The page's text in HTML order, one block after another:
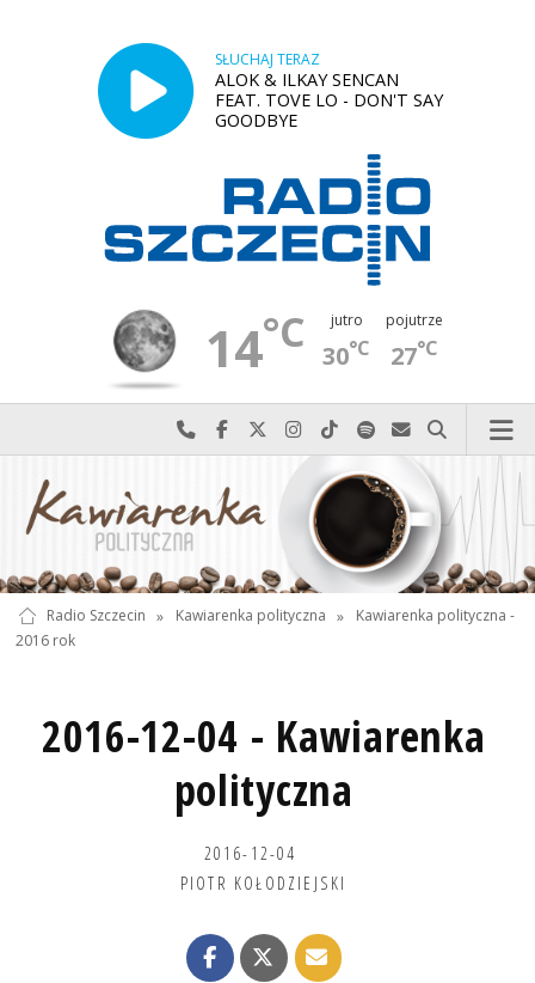
SŁUCHAJ TERAZ
ALOK & ILKAY SENCAN
FEAT. TOVE LO - DON'T SAY
GOODBYE
14°C jutro
30°C
pojutrze
27°C
Najlepiej po prostu do nas zadzwoń
Odwiedź nas na Facebook-u
Odwiedź nas na X
Odwiedź nas na Instagram-ie
Odwiedź nas na TikTok-u
Szukaj nas na Spotify
Wyślij do nas
Szukaj
Radio Szczecin » Kawiarenka polityczna »
Kawiarenka polityczna -
2016 rok
2016-12-04 - Kawiarenka
polityczna
2016-12-04
PIOTR KOŁODZIEJSKI